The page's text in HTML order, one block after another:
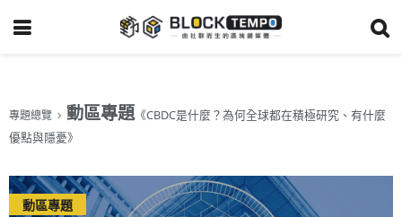
專題總覽 動區專題《CBDC是什麼？為何全球都在積極研究、有什麼
優點與隱憂》
動區專題